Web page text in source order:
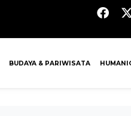
BUDAYA & PARIWISATA